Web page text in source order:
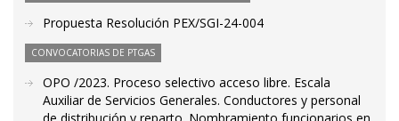
Propuesta Resolución PEX/SGI-24-004
CONVOCATORIAS DE PTGAS
OPO /2023. Proceso selectivo acceso libre. Escala
Auxiliar de Servicios Generales. Conductores y personal